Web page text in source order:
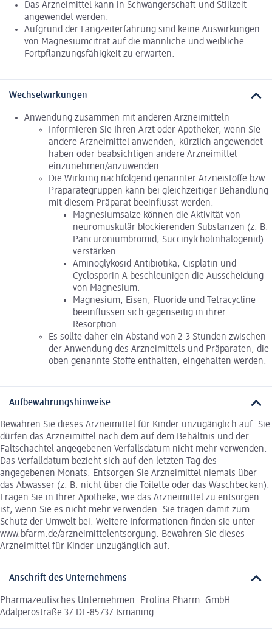
Das Arzneimittel kann in Schwangerschaft und Stillzeit
angewendet werden.
Aufgrund der Langzeiterfahrung sind keine Auswirkungen
von Magnesiumcitrat auf die männliche und weibliche
Fortpflanzungsfähigkeit zu erwarten.
Wechselwirkungen
Anwendung zusammen mit anderen Arzneimitteln
Informieren Sie Ihren Arzt oder Apotheker, wenn Sie
andere Arzneimittel anwenden, kürzlich angewendet
haben oder beabsichtigen andere Arzneimittel
einzunehmen/anzuwenden.
Die Wirkung nachfolgend genannter Arzneistoffe bzw.
Präparategruppen kann bei gleichzeitiger Behandlung
mit diesem Präparat beeinflusst werden.
Magnesiumsalze können die Aktivität von
neuromuskulär blockierenden Substanzen (z. B.
Pancuroniumbromid, Succinylcholinhalogenid)
verstärken.
Aminoglykosid-Antibiotika, Cisplatin und
Cyclosporin A beschleunigen die Ausscheidung
von Magnesium.
Magnesium, Eisen, Fluoride und Tetracycline
beeinflussen sich gegenseitig in ihrer
Resorption.
Es sollte daher ein Abstand von 2-3 Stunden zwischen
der Anwendung des Arzneimittels und Präparaten, die
oben genannte Stoffe enthalten, eingehalten werden.
Aufbewahrungshinweise
Bewahren Sie dieses Arzneimittel für Kinder unzugänglich auf. Sie
dürfen das Arzneimittel nach dem auf dem Behältnis und der
Faltschachtel angegebenen Verfallsdatum nicht mehr verwenden.
Das Verfalldatum bezieht sich auf den letzten Tag des
angegebenen Monats. Entsorgen Sie Arzneimittel niemals über
das Abwasser (z. B. nicht über die Toilette oder das Waschbecken).
Fragen Sie in Ihrer Apotheke, wie das Arzneimittel zu entsorgen
ist, wenn Sie es nicht mehr verwenden. Sie tragen damit zum
Schutz der Umwelt bei. Weitere Informationen finden sie unter
www.bfarm.de/arzneimittelentsorgung. Bewahren Sie dieses
Arzneimittel für Kinder unzugänglich auf.
Anschrift des Unternehmens
Pharmazeutisches Unternehmen: Protina Pharm. GmbH
Adalperostraße 37 DE-85737 Ismaning